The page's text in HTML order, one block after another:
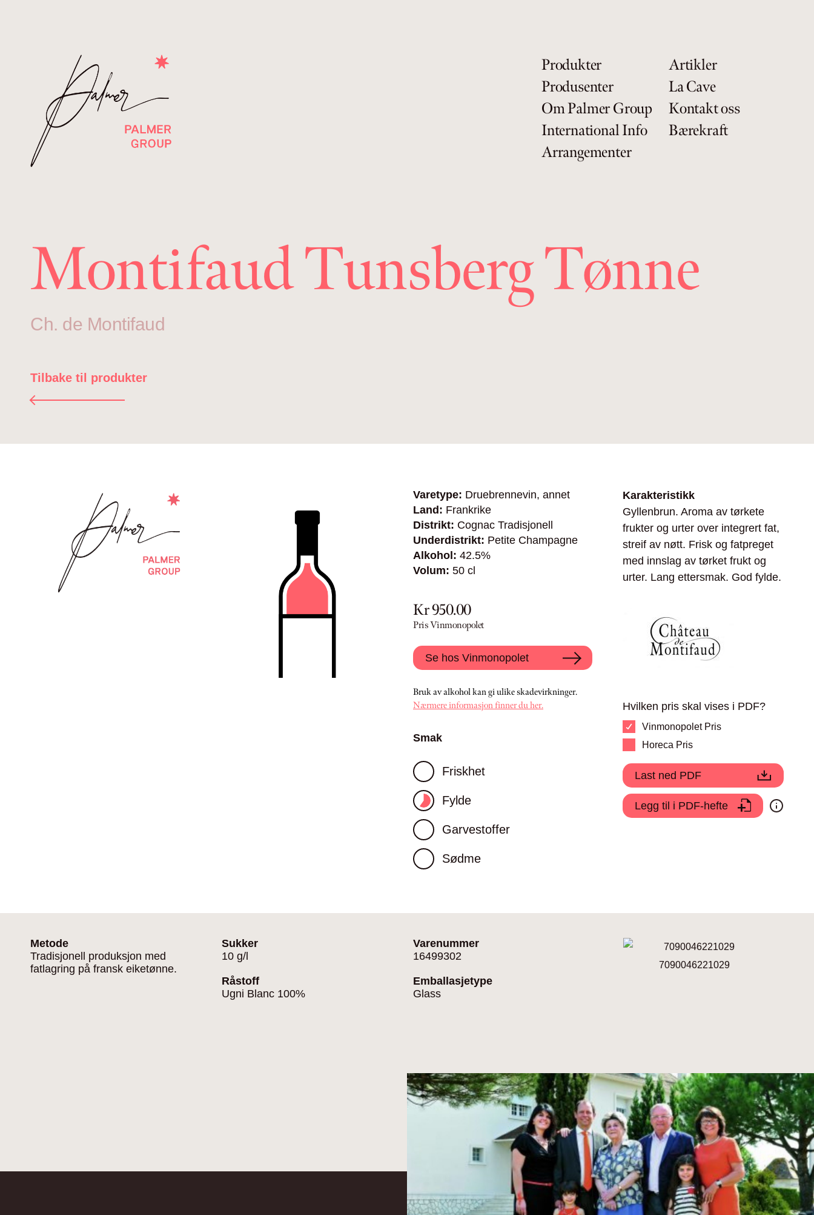
Produkter
Produsenter
Om Palmer Group
International Info
Arrangementer
Artikler
La Cave
Kontakt oss
Bærekraft
Montifaud Tunsberg Tønne
Ch. de Montifaud
Tilbake til produkter
Varetype: Druebrennevin, annet
Land: Frankrike
Distrikt: Cognac Tradisjonell
Underdistrikt: Petite Champagne
Alkohol: 42.5%
Volum: 50 cl
Kr 950.00
Pris Vinmonopolet
Se hos Vinmonopolet
Bruk av alkohol kan gi ulike skadevirkninger.
Nærmere informasjon finner du her.
Smak
Friskhet
Fylde
Garvestoffer
Sødme
Karakteristikk
Gyllenbrun. Aroma av tørkete
frukter og urter over integrert fat,
streif av nøtt. Frisk og fatpreget
med innslag av tørket frukt og
urter. Lang ettersmak. God fylde.
Hvilken pris skal vises i PDF?
Vinmonopolet Pris
Horeca Pris
Last ned PDF
Legg til i PDF-hefte
Metode
Tradisjonell produksjon med
fatlagring på fransk eiketønne.
Sukker
10 g/l
Råstoff
Ugni Blanc 100%
Varenummer
16499302
Emballasjetype
Glass
7090046221029